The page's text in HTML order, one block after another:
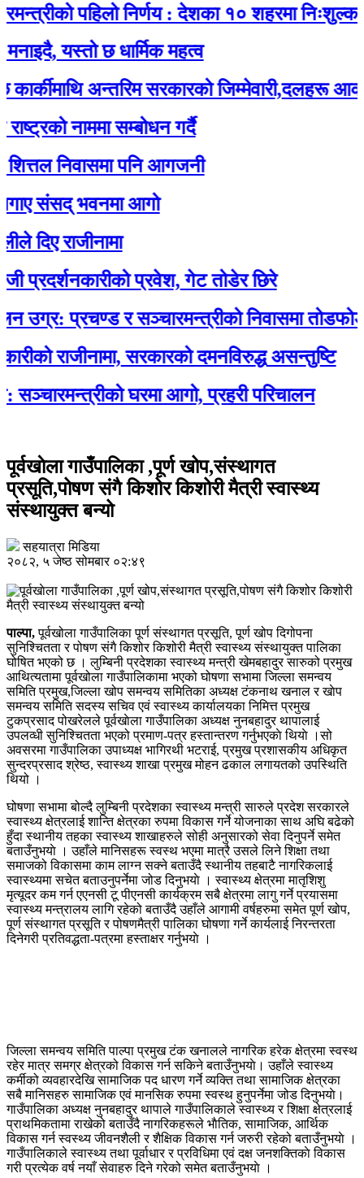
पहिलो निर्णय : देशका १० शहरमा निःशुल्क
यस्तो छ धार्मिक महत्व
अन्तरिम सरकारको जिम्मेवारी,दलहरू आक्रोशित
नाममा सम्बोधन गर्दै
निवासमा पनि आगजनी
भवनमा आगो
राजीनामा
प्रवेश, गेट तोडेर छिरे
प्रचण्ड र सञ्चारमन्त्रीको निवासमा तोडफोड र
राजीनामा, सरकारको दमनविरुद्ध असन्तुष्टि
घरमा आगो, प्रहरी परिचालन
पूर्वखाेला गाउँपालिका ,पूर्ण खोप,संस्थागत
प्रसूति,पोषण संगै किशोर किशोरी मैत्री स्वास्थ्य
संस्थायुक्त बन्यो
सहयात्रा मिडिया
२०८२, ५ जेष्ठ सोमबार ०२:४९
पाल्पा,पूर्वखोला गाउँपालिका पूर्ण संस्थागत प्रसूति, पूर्ण खोप दिगोपना
सुनिश्चितता र पोषण संगै किशोर किशोरी मैत्री स्वास्थ्य संस्थायुक्त पालिका
घोषित भएको छ । लुम्बिनी प्रदेशका स्वास्थ्य मन्त्री खेमबहादुर सारुको प्रमुख
आथित्यतामा पूर्वखोला गाउँपालिकामा भएको घोषणा सभामा जिल्ला समन्वय
समिति प्रमुख,जिल्ला खोप समन्वय समितिका अध्यक्ष टंकनाथ खनाल र खाेप
समन्वय समिति सदस्य सचिव एवं स्वास्थ्य कार्यालयका निमित्त प्रमुख
टुकप्रसाद पोखरेलले पूर्वखाेला गाउँपालिका अध्यक्ष नुनबहादुर थापालाई
उपलव्धी सुनिश्चितता भएको प्रमाण-पत्र हस्तान्तरण गर्नुभएकाे थियाे ।सो
अवसरमा गाउँपालिका उपाध्यक्ष भागिरथी भटराई, प्रमुख प्रशासकीय अधिकृत
सुन्दरप्रसाद श्रेष्ठ, स्वास्थ्य शाखा प्रमुख मोहन ढकाल लगायतको उपस्थिति
थियो ।
घोषणा सभामा बोल्दै लुम्बिनी प्रदेशका स्वास्थ्य मन्त्री सारुले प्रदेश सरकारले
स्वास्थ्य क्षेत्रलाई शान्ति क्षेत्रका रुपमा विकास गर्ने योजनाका साथ अघि बढेको
हुँदा स्थानीय तहका स्वास्थ्य शाखाहरुले सोही अनुसारको सेवा दिनुपर्ने समेत
बताउँनुभयाे । उहाँले मानिसहरू स्वस्थ भएमा मात्रै उसले लिने शिक्षा तथा
समाजको विकासमा काम लाग्न सक्ने बताउँदै स्थानीय तहबाटै नागरिकलाई
स्वास्थ्यमा सचेत बताउनुपर्नेमा जोड दिनुभयाे । स्वास्थ्य क्षेत्रमा मातृशिशु
मृत्यूदर कम गर्न एएनसी टू पीएनसी कार्यक्रम सबै क्षेत्रमा लागु गर्ने प्रयासमा
स्वास्थ्य मन्त्रालय लागि रहेको बताउँदै उहाँले आगामी वर्षहरुमा समेत पूर्ण खोप,
पूर्ण संस्थागत प्रसूति र पोषणमैत्री पालिका घोषणा गर्ने कार्यलाई निरन्तरता
दिनेगरी प्रतिवद्धता-पत्रमा हस्ताक्षर गर्नुभयाे ।
जिल्ला समन्वय समिति पाल्पा प्रमुख टंक खनालले नागरिक हरेक क्षेत्रमा स्वस्थ
रहेर मात्र समग्र क्षेत्रको विकास गर्न सकिने बताउँनुभयाे। उहाँले स्वास्थ्य
कर्मीको व्यवहारदेखि सामाजिक पद धारण गर्ने व्यक्ति तथा सामाजिक क्षेत्रका
सबै मानिसहरु सामाजिक एवं मानसिक रुपमा स्वस्थ हुनुपर्नेमा जोड दिनुभयाे।
गाउँपालिका अध्यक्ष नुनबहादुर थापाले गाउँपालिकाले स्वास्थ्य र शिक्षा क्षेत्रलाई
प्राथमिकतामा राखेको बताउँदै नागरिकहरूले भाैतिक, सामाजिक, आर्थिक
विकास गर्न स्वस्थ्य जीवनशैली र शैक्षिक विकास गर्न जरुरी रहेको बताउँनुभयाे ।
गाउँपालिकाले स्वास्थ्य तथा पूर्वाधार र प्रविधिमा एवं दक्ष जनशक्तिकाे विकास
गरी प्रत्येक वर्ष नयाँ सेवाहरु दिने गरेको समेत बताउँनुभयाे ।